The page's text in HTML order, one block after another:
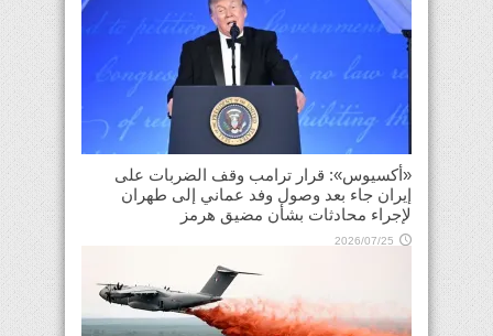
«أكسيوس»: قرار ترامب وقف الضربات على
إيران جاء بعد وصول وفد عماني إلى طهران
لإجراء محادثات بشأن مضيق هرمز
2026/07/25